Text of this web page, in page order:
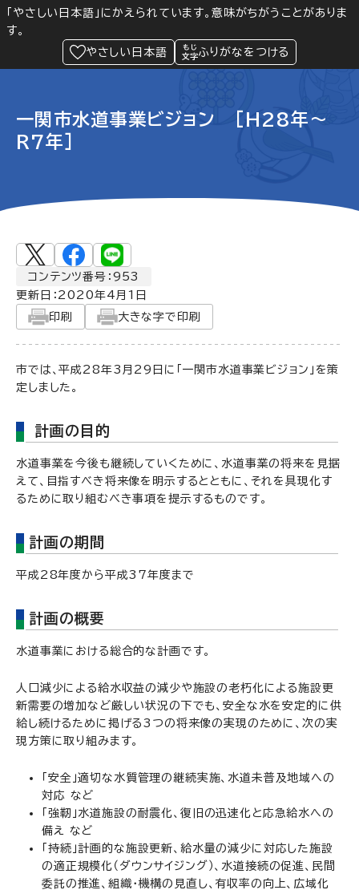
「やさしい日本語」にかえられています。意味がちがうことがありま
す。
やさしい日本語
ふりがなをつける
Language 閲覧支援
緊急情報
一関市水道事業ビジョン [H28年～
R7年]
コンテンツ番号：953
更新日： 2020年4月1日
印刷
大きな字で印刷
市では、平成28年3月29日に「一関市水道事業ビジョン」を策
定しました。
計画の目的
水道事業を今後も継続していくために、水道事業の将来を見据
えて、目指すべき将来像を明示するとともに、それを具現化す
るために取り組むべき事項を提示するものです。
計画の期間
平成28年度から平成37年度まで
計画の概要
水道事業における総合的な計画です。
人口減少による給水収益の減少や施設の老朽化による施設更
新需要の増加など厳しい状況の下でも、安全な水を安定的に供
給し続けるために掲げる3つの将来像の実現のために、次の実
現方策に取り組みます。
「安全」適切な水質管理の継続実施、水道未普及地域への
対応 など
「強靭」水道施設の耐震化、復旧の迅速化と応急給水への
備え など
「持続」計画的な施設更新、給水量の減少に対応した施設
の適正規模化（ダウンサイジング）、水道接続の促進、民間
委託の推進、組織・機構の見直し、有収率の向上、広域化